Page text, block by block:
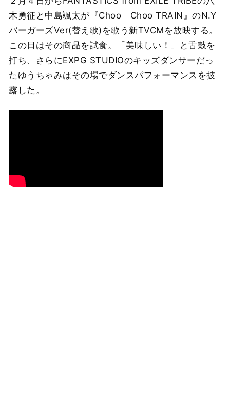
木勇征と中島颯太が『Choo Choo TRAIN』のN.Y
バーガーズVer(替え歌)を歌う新TVCMを放映する。
この日はその商品を試食。「美味しい！」と舌鼓を
打ち、さらにEXPG STUDIOのキッズダンサーだっ
たゆうちゃみはその場でダンスパフォーマンスを披
露した。